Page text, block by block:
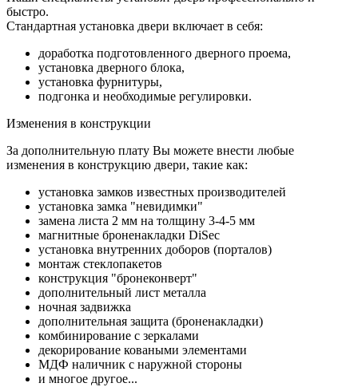
быстро.
Стандартная установка двери включает в себя:
доработка подготовленного дверного проема,
установка дверного блока,
установка фурнитуры,
подгонка и необходимые регулировки.
Изменения в конструкции
За дополнительную плату Вы можете внести любые
изменения в конструкцию двери, такие как:
установка замков известных производителей
установка замка "невидимки"
замена листа 2 мм на толщину 3-4-5 мм
магнитные броненакладки DiSec
установка внутренних доборов (порталов)
монтаж стеклопакетов
конструкция "бронеконверт"
дополнительный лист металла
ночная задвижка
дополнительная защита (броненакладки)
комбинирование с зеркалами
декорирование коваными элементами
МДФ наличник с наружной стороны
и многое другое...